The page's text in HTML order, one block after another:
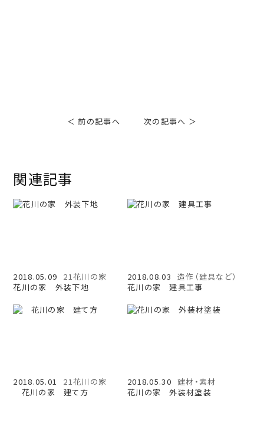
＜ 前の記事へ 次の記事へ ＞
関連記事
2018.05.09
21花川の家
花川の家 外装下地
2018.08.03
造作（建具など）
花川の家 建具工事
2018.05.01
21花川の家
花川の家 建て方
2018.05.30 建材・素材
花川の家 外装材塗装